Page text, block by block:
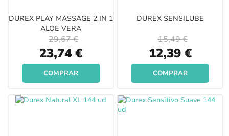
DUREX PLAY MASSAGE 2 IN 1
ALOE VERA
Special
Price
23,74 €
29,67 €
COMPRAR
DUREX SENSILUBE
Special
Price
12,39 €
15,49 €
COMPRAR